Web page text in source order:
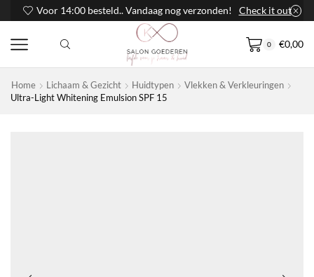
Voor 14:00 besteld.. Vandaag nog verzonden! Check it out
0 €0,00
Home Lichaam & Gezicht Huidtypen
Vlekken & Verkleuringen
Ultra-Light Whitening Emulsion SPF 15